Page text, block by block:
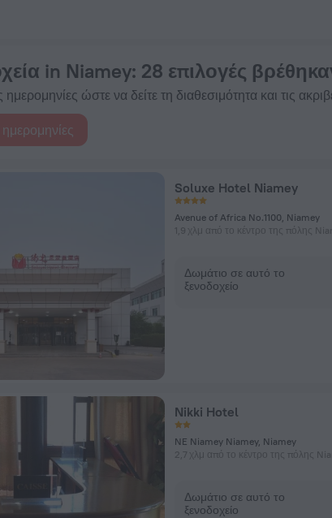
in Niamey: 28 επιλογές
ημερομηνίες ώστε να δείτε τη διαθεσιμότητα και τις
ημερομηνίες
Soluxe Hotel Niamey
Avenue of Africa No.1100, Niamey
1,9 χλμ από το κέντρο της πόλης
Δωμάτιο σε αυτό το
ξενοδοχείο
Nikki Hotel
NE Niamey Niamey, Niamey
2,7 χλμ από το κέντρο της πόλης
Δωμάτιο σε αυτό το
ξενοδοχείο
κράτηση τώρα στην πλατφόρμα ZenHotels.com